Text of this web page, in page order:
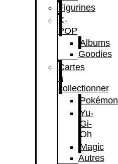
Figurines
K-
POP
Albums
Goodies
Cartes
à
collectionner
Pokémon
Yu-
Gi-
Oh
Magic
Autres